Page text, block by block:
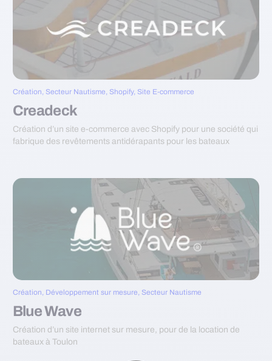
Création, Secteur Nautisme, Shopify, Site E-commerce
Creadeck
Création d’un site e-commerce avec Shopify pour une société qui
fabrique des revêtements antidérapants pour les bateaux
Création, Développement sur mesure, Secteur Nautisme
Blue Wave
Création d’un site internet sur mesure, pour de la location de
bateaux à Toulon